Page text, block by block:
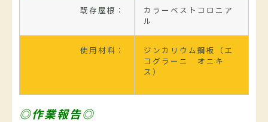
既存屋根：
カラーベストコロニア
ル
使用材料：
ジンカリウム鋼板（エ
コグラーニ オニキ
ス）
◎作業報告◎